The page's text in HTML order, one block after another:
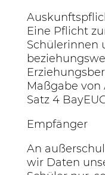
Eine Pflicht
Schülerinnen
Maßgabe von
Satz 4
Empfänger
An
wir Daten